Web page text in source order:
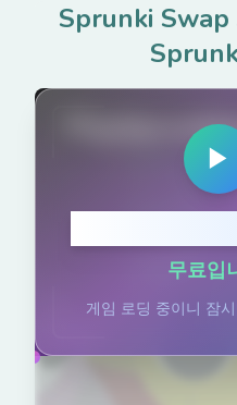
Sprunki
▶
무료입
게임 로딩 중이니 잠